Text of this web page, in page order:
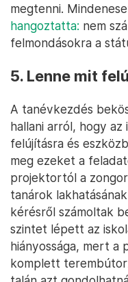
megtenni.
hangoztatta: nem
felmondásokra a
5. Lenne mit
A tanévkezdés
hallani arról, hogy
felújításra és
meg ezeket a
projektortól a
tanárok
kérésről számoltak
szintet lépett az
hiányossága, mert
komplett